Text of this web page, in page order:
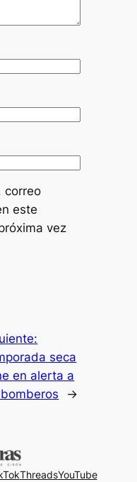
correo
este
vez
seca
en alerta a
→
ThreadsYouTube